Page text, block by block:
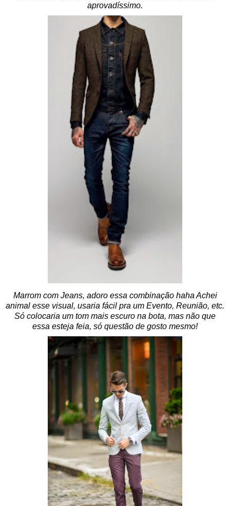
aprovadíssimo.
Marrom com Jeans, adoro essa combinação haha Achei
animal esse visual, usaria fácil pra um Evento, Reunião, etc.
Só colocaria um tom mais escuro na bota, mas não que
essa esteja feia, só questão de gosto mesmo!